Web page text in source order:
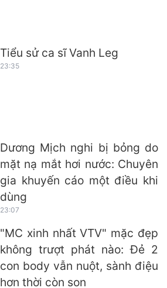
Tiểu sử ca sĩ Vanh Leg
23:35
Dương Mịch nghi bị bỏng do
mặt nạ mắt hơi nước: Chuyên
gia khuyến cáo một điều khi
dùng
23:07
"MC xinh nhất VTV" mặc đẹp
không trượt phát nào: Đẻ 2
con body vẫn nuột, sành điệu
hơn thời còn son